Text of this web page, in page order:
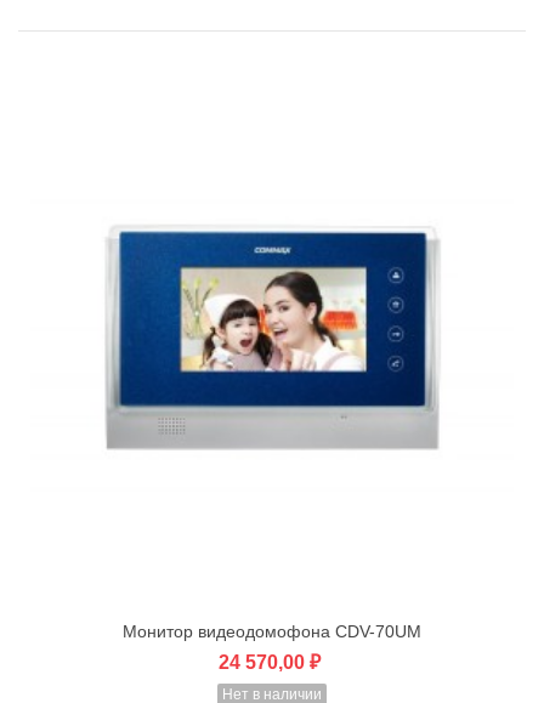
Монитор видеодомофона CDV-70UM
24 570,00 ₽
Нет в наличии